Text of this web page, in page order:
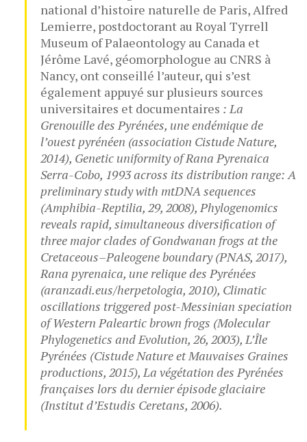
national d’histoire naturelle de Paris, Alfred
Lemierre, postdoctorant au Royal Tyrrell
Museum of Palaeontology au Canada et
Jérôme Lavé, géomorphologue au CNRS à
Nancy, ont conseillé l’auteur, qui s’est
également appuyé sur plusieurs sources
universitaires et documentaires : La
Grenouille des Pyrénées, une endémique de
l’ouest pyrénéen (association Cistude Nature,
2014), Genetic uniformity of Rana Pyrenaica
Serra-Cobo, 1993 across its distribution range: A
preliminary study with mtDNA sequences
(Amphibia-Reptilia, 29, 2008), Phylogenomics
reveals rapid, simultaneous diversification of
three major clades of Gondwanan frogs at the
Cretaceous–Paleogene boundary (PNAS, 2017),
Rana pyrenaica, une relique des Pyrénées
(aranzadi.eus/herpetologia, 2010), Climatic
oscillations triggered post-Messinian speciation
of Western Paleartic brown frogs (Molecular
Phylogenetics and Evolution, 26, 2003), L’Île
Pyrénées (Cistude Nature et Mauvaises Graines
productions, 2015), La végétation des Pyrénées
françaises lors du dernier épisode glaciaire
(Institut d’Estudis Ceretans, 2006).